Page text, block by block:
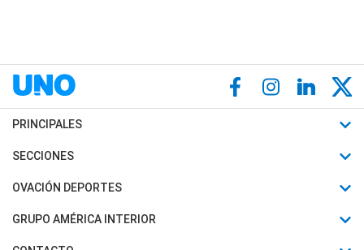
PRINCIPALES
Últimas Noticias
Política
SECCIONES
Horóscopo
Motores
OVACIÓN DEPORTES
Fútbol
Mundial
GRUPO AMÉRICA INTERIOR